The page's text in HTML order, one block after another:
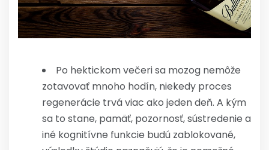
Po hektickom večeri sa mozog nemôže
zotavovať mnoho hodín, niekedy proces
regenerácie trvá viac ako jeden deň. A kým
sa to stane, pamäť, pozornosť, sústredenie a
iné kognitívne funkcie budú zablokované,